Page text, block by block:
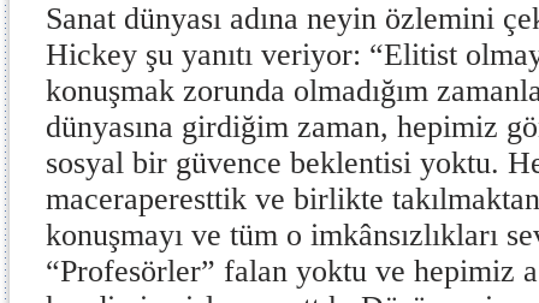
Sanat dünyası adına neyin özlemini
Hickey şu yanıtı veriyor: “Elitist
konuşmak zorunda olmadığım
dünyasına girdiğim zaman, hepimiz
sosyal bir güvence beklentisi yoktu.
maceraperesttik ve birlikte
konuşmayı ve tüm o imkânsızlıkları
“Profesörler” falan yoktu ve hepimiz